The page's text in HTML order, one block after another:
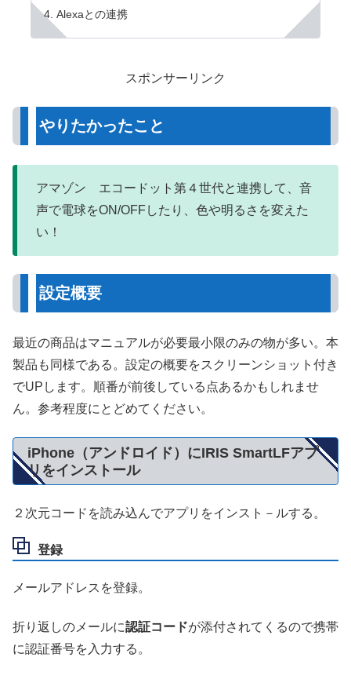
Alexaとの連携
スポンサーリンク
やりたかったこと
アマゾン エコードット第４世代と連携して、音
声で電球をON/OFFしたり、色や明るさを変えた
い！
設定概要
最近の商品はマニュアルが必要最小限のみの物が多い。本
製品も同様である。設定の概要をスクリーンショット付き
でUPします。順番が前後している点あるかもしれませ
ん。参考程度にとどめてください。
iPhone（アンドロイド）にIRIS SmartLFアプ
リをインストール
２次元コードを読み込んでアプリをインスト－ルする。
登録
メールアドレスを登録。
折り返しのメールに認証コードが添付されてくるので携帯
に認証番号を入力する。